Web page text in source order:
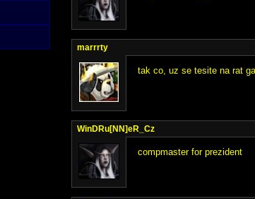
marrrty
tak co, uz se tesite na rat
WinDRu[NN]eR_Cz
compmaster for prezident